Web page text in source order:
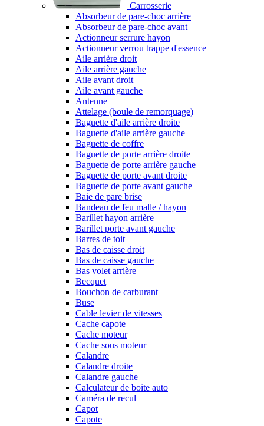
Carrosserie
Absorbeur de pare-choc arrière
Absorbeur de pare-choc avant
Actionneur serrure hayon
Actionneur verrou trappe d'essence
Aile arrière droit
Aile arrière gauche
Aile avant droit
Aile avant gauche
Antenne
Attelage (boule de remorquage)
Baguette d'aile arrière droite
Baguette d'aile arrière gauche
Baguette de coffre
Baguette de porte arrière droite
Baguette de porte arrière gauche
Baguette de porte avant droite
Baguette de porte avant gauche
Baie de pare brise
Bandeau de feu malle / hayon
Barillet hayon arrière
Barillet porte avant gauche
Barres de toit
Bas de caisse droit
Bas de caisse gauche
Bas volet arrière
Becquet
Bouchon de carburant
Buse
Cable levier de vitesses
Cache capote
Cache moteur
Cache sous moteur
Calandre
Calandre droite
Calandre gauche
Calculateur de boite auto
Caméra de recul
Capot
Capote